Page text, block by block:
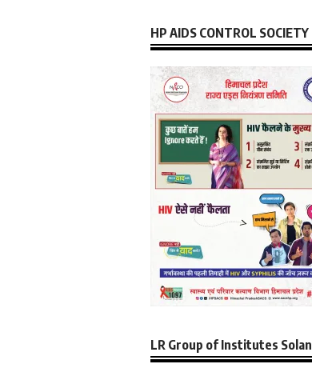
HP AIDS CONTROL SOCIETY
LR Group of Institutes Solan